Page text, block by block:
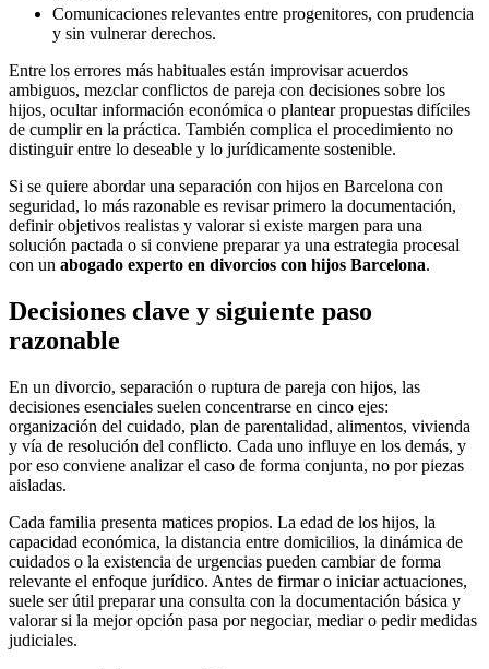
Comunicaciones relevantes entre progenitores, con prudencia
y sin vulnerar derechos.
Entre los errores más habituales están improvisar acuerdos
ambiguos, mezclar conflictos de pareja con decisiones sobre los
hijos, ocultar información económica o plantear propuestas difíciles
de cumplir en la práctica. También complica el procedimiento no
distinguir entre lo deseable y lo jurídicamente sostenible.
Si se quiere abordar una separación con hijos en Barcelona con
seguridad, lo más razonable es revisar primero la documentación,
definir objetivos realistas y valorar si existe margen para una
solución pactada o si conviene preparar ya una estrategia procesal
con un abogado experto en divorcios con hijos Barcelona.
Decisiones clave y siguiente paso
razonable
En un divorcio, separación o ruptura de pareja con hijos, las
decisiones esenciales suelen concentrarse en cinco ejes:
organización del cuidado, plan de parentalidad, alimentos, vivienda
y vía de resolución del conflicto. Cada uno influye en los demás, y
por eso conviene analizar el caso de forma conjunta, no por piezas
aisladas.
Cada familia presenta matices propios. La edad de los hijos, la
capacidad económica, la distancia entre domicilios, la dinámica de
cuidados o la existencia de urgencias pueden cambiar de forma
relevante el enfoque jurídico. Antes de firmar o iniciar actuaciones,
suele ser útil preparar una consulta con la documentación básica y
valorar si la mejor opción pasa por negociar, mediar o pedir medidas
judiciales.